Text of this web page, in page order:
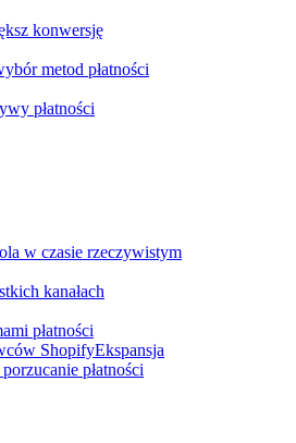
konwersję
metod płatności
płatności
w czasie rzeczywistym
kanałach
płatności
ShopifyEkspansja
płatności